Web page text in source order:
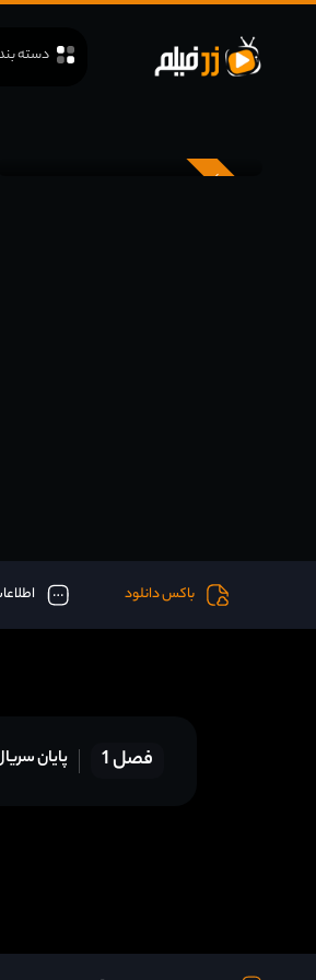
دسته
زیرنویس
باکس دانلود
فصل 1 پایان